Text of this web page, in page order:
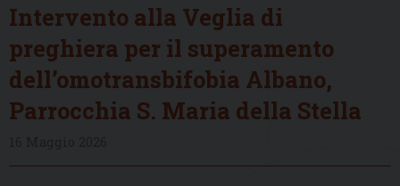
Intervento alla Veglia di
preghiera per il superamento
dell’omotransbifobia Albano,
Parrocchia S. Maria della Stella